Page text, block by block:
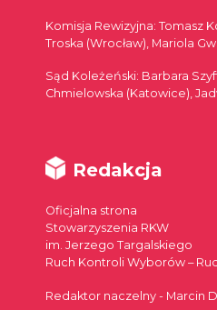
Komisja Rewizyjna: Tomasz
Troska (Wrocław), Mariola
Sąd Koleżeński: Barbara
Chmielowska (Katowice),
Redakcja
Oficjalna strona
Stowarzyszenia RKW
im. Jerzego Targalskiego
Ruch Kontroli Wyborów –
Redaktor naczelny - Marcin